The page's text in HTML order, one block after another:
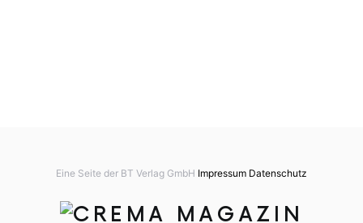
Eine Seite der BT Verlag GmbH Impressum Datenschutz